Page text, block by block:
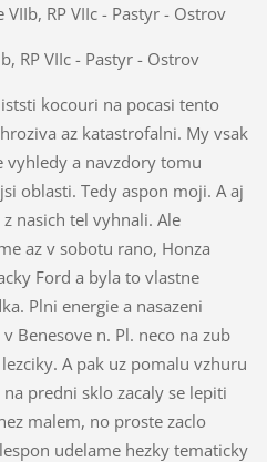
RP VIIc - Pastyr - Ostrov
RP VIIc - Pastyr - Ostrov
kocouri na pocasi tento
az katastrofalni. My vsak
vyhledy a navzdory tomu
oblasti. Tedy aspon moji. A aj
nasich tel vyhnali. Ale
az v sobotu rano, Honza
Ford a byla to vlastne
Plni energie a nasazeni
Benesove n. Pl. neco na zub
A pak uz pomalu vzhuru
predni sklo zacaly se lepiti
malem, no proste zaclo
udelame hezky tematicky